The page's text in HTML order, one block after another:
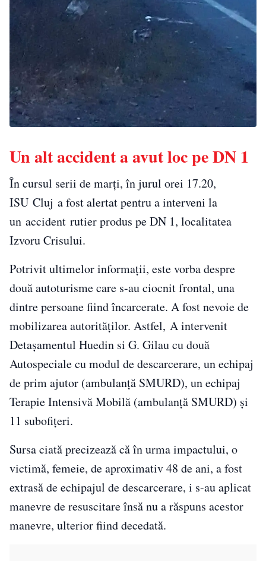
Un alt accident a avut loc pe DN 1
În cursul serii de marți, în jurul orei 17.20,
ISU Cluj a fost alertat pentru a interveni la
un accident rutier produs pe DN 1, localitatea
Izvoru Crisului.
Potrivit ultimelor informații, este vorba despre
două autoturisme care s-au ciocnit frontal, una
dintre persoane fiind încarcerate. A fost nevoie de
mobilizarea autorităților. Astfel, A intervenit
Detașamentul Huedin si G. Gilau cu două
Autospeciale cu modul de descarcerare, un echipaj
de prim ajutor (ambulanță SMURD), un echipaj
Terapie Intensivă Mobilă (ambulanță SMURD) și
11 subofițeri.
Sursa ciată precizează că în urma impactului, o
victimă, femeie, de aproximativ 48 de ani, a fost
extrasă de echipajul de descarcerare, i s-au aplicat
manevre de resuscitare însă nu a răspuns acestor
manevre, ulterior fiind decedată.